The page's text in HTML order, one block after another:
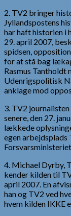
2. TV2 bringer
Jyllandspostens
har haft historien i
29. april 2007,
spidsen,
for at stå bag
Rasmus
Udenrigspolitisk
anklage mod
3. TV2
senere, den 27.
lækkede
egen
4. Michael Dyrby,
kender kilden til
april 2007. En
han og TV2 ved
hvem kilden IKKE